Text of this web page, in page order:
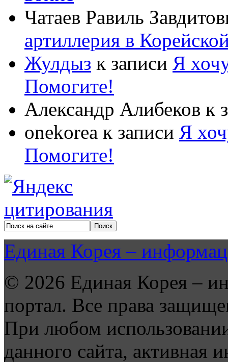
Чатаев Равиль
артиллерия в
Жулдыз к записи Я
Помогите!
Александр Алибеков к
onekorea к записи Я
Помогите!
Единая Корея –
© 2026 Единая Корея –
портал. Все права
При любом
данного сайта, активная